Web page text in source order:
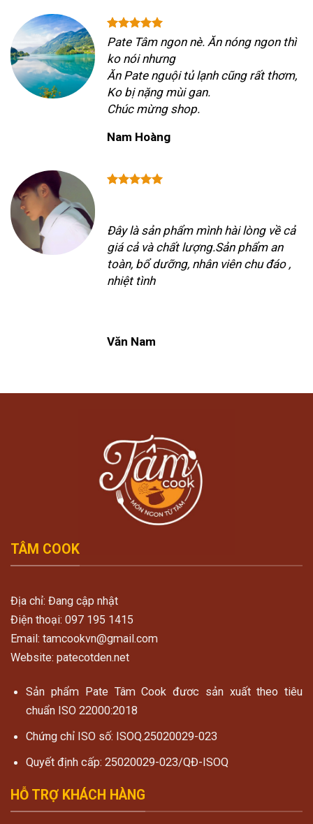
Pate Tâm ngon nè. Ăn nóng ngon thì
ko nói nhưng
Ăn Pate nguội tủ lạnh cũng rất thơm,
Ko bị nặng mùi gan.
Chúc mừng shop.
Nam Hoàng
Đây là sản phẩm mình hài lòng về cả
giá cả và chất lượng.Sản phẩm an
toàn, bổ dưỡng, nhân viên chu đáo ,
nhiệt tình
Văn Nam
TÂM COOK
Địa chỉ: Đang cập nhật
Điện thoại: 097 195 1415
Email: tamcookvn@gmail.com
Website: patecotden.net
Sản phẩm Pate Tâm Cook đươc sản xuất theo tiêu
chuẩn ISO 22000:2018
Chứng chỉ ISO số: ISOQ.25020029-023
Quyết định cấp: 25020029-023/QĐ-ISOQ
HỖ TRỢ KHÁCH HÀNG